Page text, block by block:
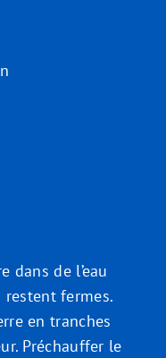
dans de l’eau
restent fermes.
en tranches
Préchauffer le